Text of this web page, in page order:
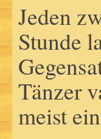
Jeden
Stunde
Tänzer
meist